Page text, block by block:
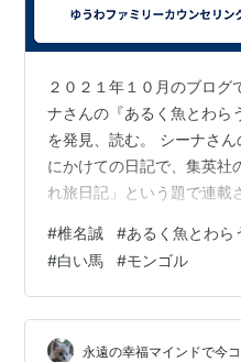
２０２１年１０月のブログ
ナさんの『あるく魚とわら
を発見、読む。 シーナさ
にかけての日記で、集英社
れ旅日記」という題で連載
くりさせられる。 ちょうど
が完成して、全国上映をし
の時には、じーじも観にい
にぼそぼそと挨拶をするの
思い出す。 今から２５年前
#椎名誠 #あるく魚とわら
#白い馬 #モンゴル
永遠の幸福マインドで今